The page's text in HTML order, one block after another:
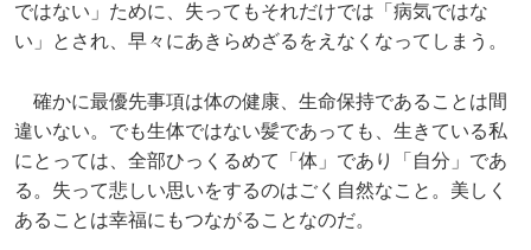
ではない」ために、失ってもそれだけでは「病気ではな
い」とされ、早々にあきらめざるをえなくなってしまう。
確かに最優先事項は体の健康、生命保持であることは間
違いない。でも生体ではない髪であっても、生きている私
にとっては、全部ひっくるめて「体」であり「自分」であ
る。失って悲しい思いをするのはごく自然なこと。美しく
あることは幸福にもつながることなのだ。